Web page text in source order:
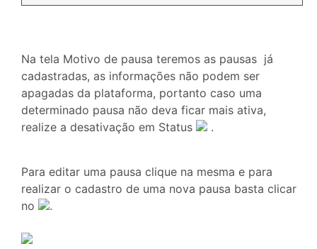
Na tela Motivo de pausa teremos as pausas já
cadastradas, as informações não podem ser
apagadas da plataforma, portanto caso uma
determinado pausa não deva ficar mais ativa,
realize a desativação em Status
.
Para editar uma pausa clique na mesma e para
realizar o cadastro de uma nova pausa basta clicar
no
.